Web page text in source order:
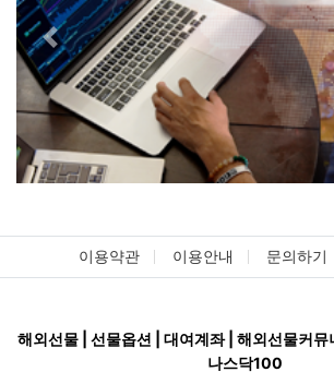
Previous
이용약관 이용안내 문의하기
해외선물 | 선물옵션 | 대여계좌 | 해외선물커뮤
나스닥100